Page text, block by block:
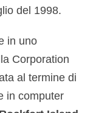
del 1998.
in uno
Corporation
al termine di
in computer